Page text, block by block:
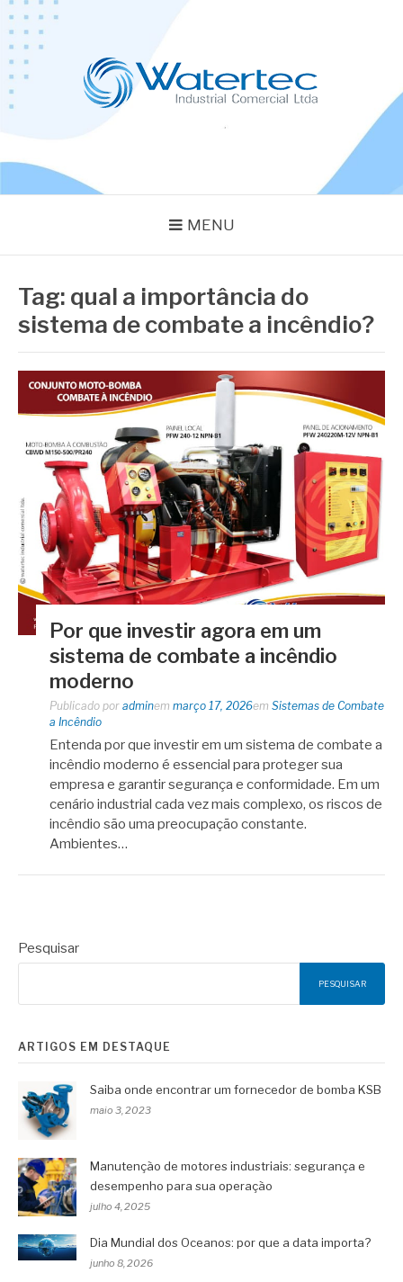
Pular
para
conteúdo
MENU
Tag: qual a importância do
sistema de combate a incêndio?
Por que investir agora em um
sistema de combate a incêndio
moderno
Publicado por adminem março 17, 2026em Sistemas de Combate
a Incêndio
Entenda por que investir em um sistema de combate a
incêndio moderno é essencial para proteger sua
empresa e garantir segurança e conformidade. Em um
cenário industrial cada vez mais complexo, os riscos de
incêndio são uma preocupação constante.
Ambientes…
Pesquisar
PESQUISAR
ARTIGOS EM DESTAQUE
Saiba onde encontrar um fornecedor de bomba KSB
maio 3, 2023
Manutenção de motores industriais: segurança e
desempenho para sua operação
julho 4, 2025
Dia Mundial dos Oceanos: por que a data importa?
junho 8, 2026